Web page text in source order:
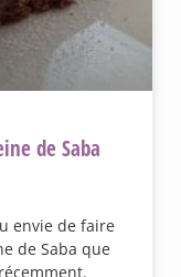
de Saba
envie de faire
de Saba que